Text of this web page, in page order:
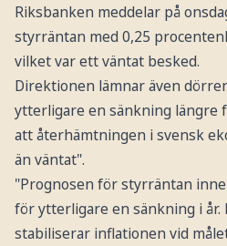
Riksbanken meddelar på
styrräntan med 0,25
vilket var ett väntat besked.
Direktionen lämnar även
ytterligare en sänkning längre
att återhämtningen i svensk
än väntat".
"Prognosen för styrräntan
för ytterligare en sänkning i år.
stabiliserar inflationen vid